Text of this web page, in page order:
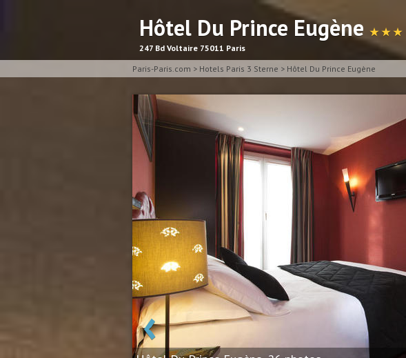
Hôtel Du Prince Eugène ★ ★ ★
247 Bd Voltaire 75011 Paris
Paris-Paris.com > Hotels Paris 3 Sterne > Hôtel Du Prince Eugène
‹